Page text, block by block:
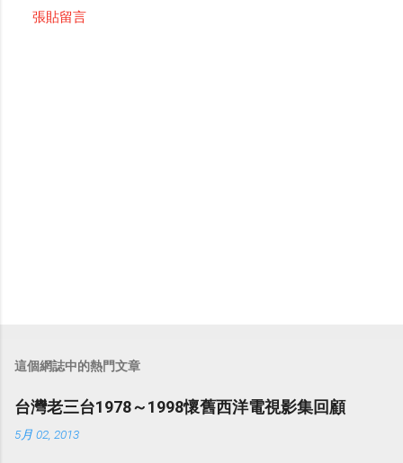
張貼留言
這個網誌中的熱門文章
台灣老三台1978～1998懷舊西洋電視影集回顧
5月 02, 2013